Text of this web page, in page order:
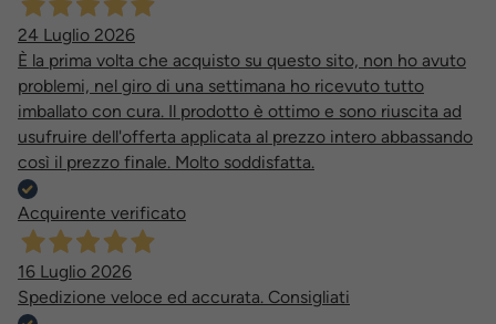
24 Luglio 2026
È la prima volta che acquisto su questo sito, non ho avuto
problemi, nel giro di una settimana ho ricevuto tutto
imballato con cura. Il prodotto è ottimo e sono riuscita ad
usufruire dell'offerta applicata al prezzo intero abbassando
così il prezzo finale. Molto soddisfatta.
Acquirente verificato
16 Luglio 2026
Spedizione veloce ed accurata. Consigliati